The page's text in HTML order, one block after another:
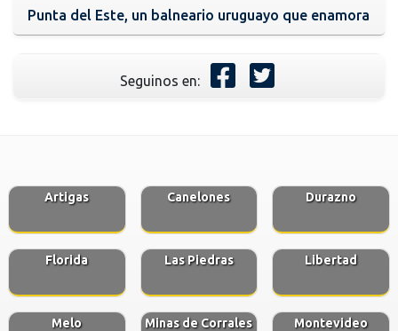
Punta del Este, un balneario uruguayo que enamora
Seguinos en:
Artigas Canelones Durazno
Florida Las Piedras Libertad
Melo Minas de Corrales Montevideo